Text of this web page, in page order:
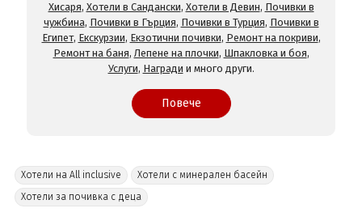
Хисаря, Хотели в Сандански, Хотели в Девин, Почивки в
чужбина, Почивки в Гърция, Почивки в Турция, Почивки в
Египет, Екскурзии, Екзотични почивки, Ремонт на покриви,
Ремонт на баня, Лепене на плочки, Шпакловка и боя,
Услуги, Награди и много други.
Повече
Хотели на All inclusive
Хотели с минерален басейн
Хотели за почивка с деца